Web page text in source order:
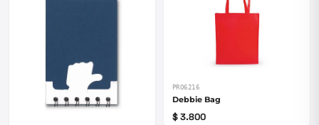
PRO6216
Debbie Bag
$ 3.800